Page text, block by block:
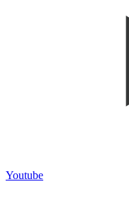
Youtube